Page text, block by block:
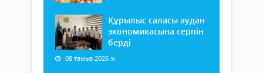
Құрылыс саласы аудан
экономикасына серпін
берді
08 тамыз 2026 ж.